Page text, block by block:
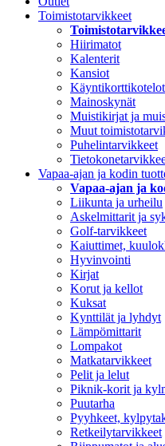
Toimistotarvikkeet
Hiirimatot
Kalenterit
Kansiot
Käyntikorttikotelot
Mainoskynät
Muistikirjat ja
Muut
Puhelintarvikkeet
Vapaa-ajan ja kodin
Vapaa-ajan ja
Liikunta ja urheilu
Askelmittarit ja
Golf-tarvikkeet
Kaiuttimet,
Hyvinvointi
Kirjat
Korut ja kellot
Kuksat
Kynttilät ja lyhdyt
Lämpömittarit
Lompakot
Matkatarvikkeet
Pelit ja lelut
Piknik-korit ja
Puutarha
Pyyhkeet,
Retkeilytarvikkeet